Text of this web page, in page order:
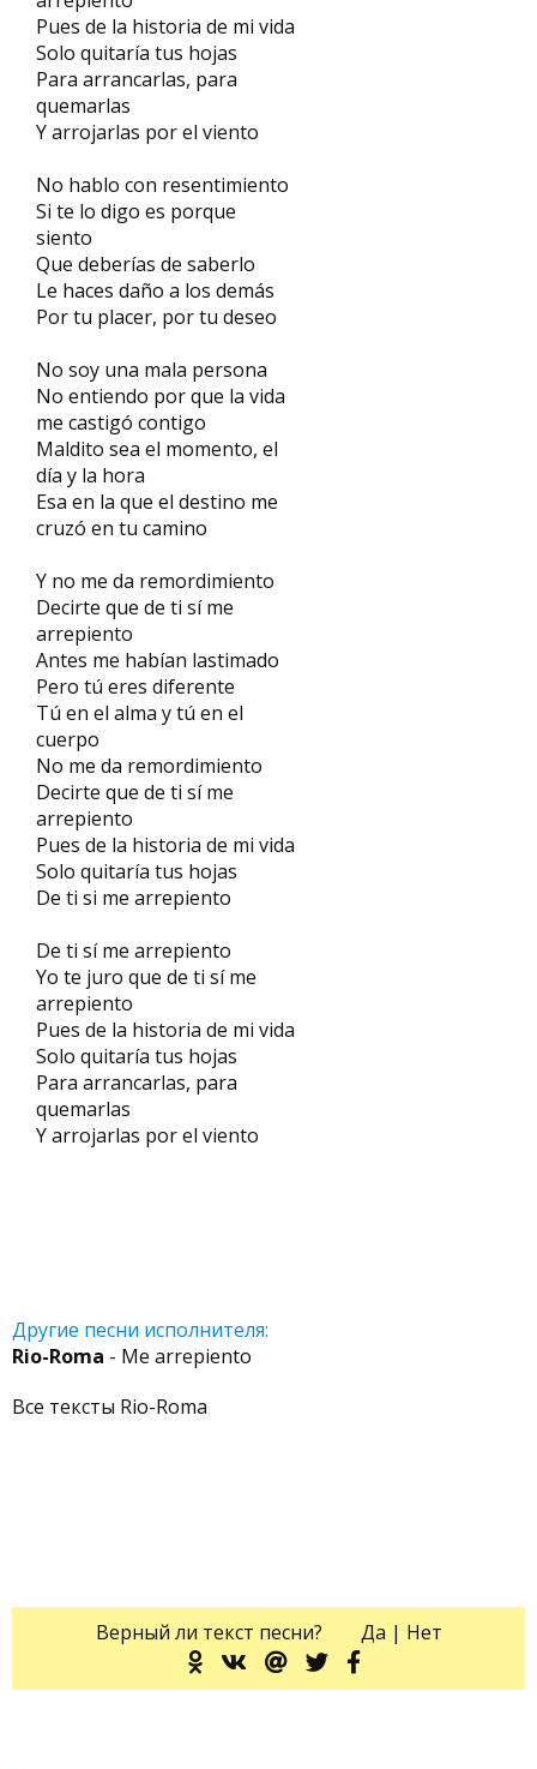
Pues de la historia de mi vida
Solo quitaría tus hojas
Para arrancarlas, para
quemarlas
Y arrojarlas por el viento
No hablo con resentimiento
Si te lo digo es porque
siento
Que deberías de saberlo
Le haces daño a los demás
Por tu placer, por tu deseo
No soy una mala persona
No entiendo por que la vida
me castigó contigo
Maldito sea el momento, el
día y la hora
Esa en la que el destino me
cruzó en tu camino
Y no me da remordimiento
Decirte que de ti sí me
arrepiento
Antes me habían lastimado
Pero tú eres diferente
Tú en el alma y tú en el
cuerpo
No me da remordimiento
Decirte que de ti sí me
arrepiento
Pues de la historia de mi vida
Solo quitaría tus hojas
De ti si me arrepiento
De ti sí me arrepiento
Yo te juro que de ti sí me
arrepiento
Pues de la historia de mi vida
Solo quitaría tus hojas
Para arrancarlas, para
quemarlas
Y arrojarlas por el viento
Другие песни исполнителя:
Rio-Roma - Me arrepiento
Все тексты Rio-Roma
Верный ли текст песни? Да | Нет